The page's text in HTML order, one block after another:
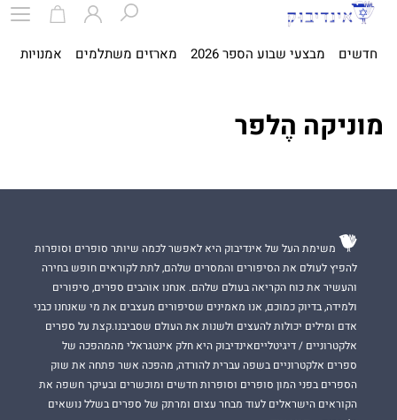
חדשים מבצעי שבוע הספר 2026 מארזים משתלמים אמנויות
מוניקה הֶלפר
משימת העל של אינדיבוק היא לאפשר לכמה שיותר סופרים וסופרות
להפיץ לעולם את הסיפורים והמסרים שלהם, לתת לקוראים חופש בחירה
והעשיר את כוח הקריאה בעולם שלהם. אנחנו אוהבים ספרים, סיפורים
ולמידה, בדיוק כמוכם, אנו מאמינים שסיפורים מעצבים את מי שאנחנו כבני
אדם ומילים יכולות להעצים ולשנות את העולם שסביבנו.קצת על ספרים
אלקטרוניים / דיגיטלייםאינדיבוק היא חלק אינטגראלי מהמהפכה של
ספרים אלקטרוניים בשפה עברית להורדה, מהפכה אשר פתחה את שוק
הספרים בפני המון סופרים וסופרות חדשים ומוכשרים ובעיקר חשפה את
הקוראים הישראלים לעוד מבחר עצום ומרתק של ספרים בשלל נושאים